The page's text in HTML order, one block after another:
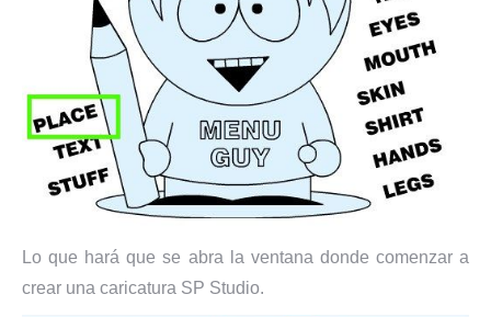
Lo que hará que se abra la ventana donde comenzar a
crear una caricatura SP Studio.